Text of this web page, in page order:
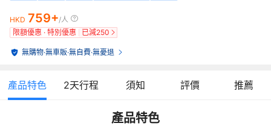
HKD 759+/人
限額優惠 · 特別優惠
已減250
無購物·無車販·無自費·無憂退
產品特色 2天行程 須知 評價 推薦
產品特色